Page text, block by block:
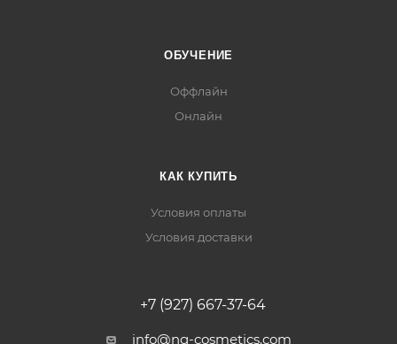
ОБУЧЕНИЕ
Оффлайн
Онлайн
КАК КУПИТЬ
Условия оплаты
Условия доставки
+7 (927) 667-37-64
info@ng-cosmetics.com